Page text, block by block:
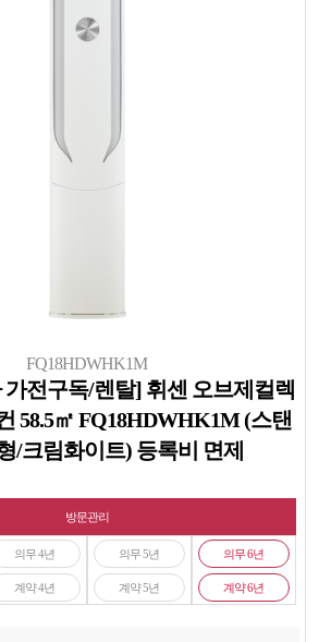
FQ18HDWHK1M
전구독/렌탈] 휘센 오브제컬렉
58.5㎡ FQ18HDWHK1M (스탠
/크림화이트) 등록비 면제
방문관리
의무 4년
계약 4년
의무 5년
계약 5년
의무 6년
계약 6년